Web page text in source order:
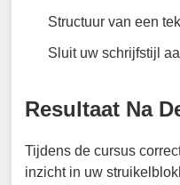
Structuur van een
Sluit uw schrijfstijl
Resultaat Na
Tijdens de cursus
inzicht in uw